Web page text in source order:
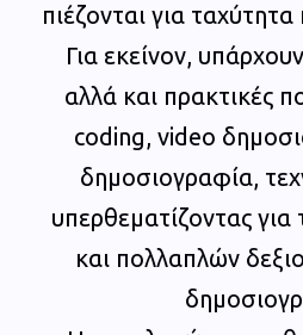
πιέζονται για
Για εκείνον,
αλλά και πρακτικές
coding, video
δημοσιογραφία,
υπερθεματίζοντας
και πολλαπλών